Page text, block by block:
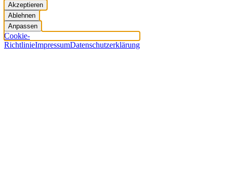
Akzeptieren
Ablehnen
Anpassen
Cookie-
RichtlinieImpressumDatenschutzerklärung